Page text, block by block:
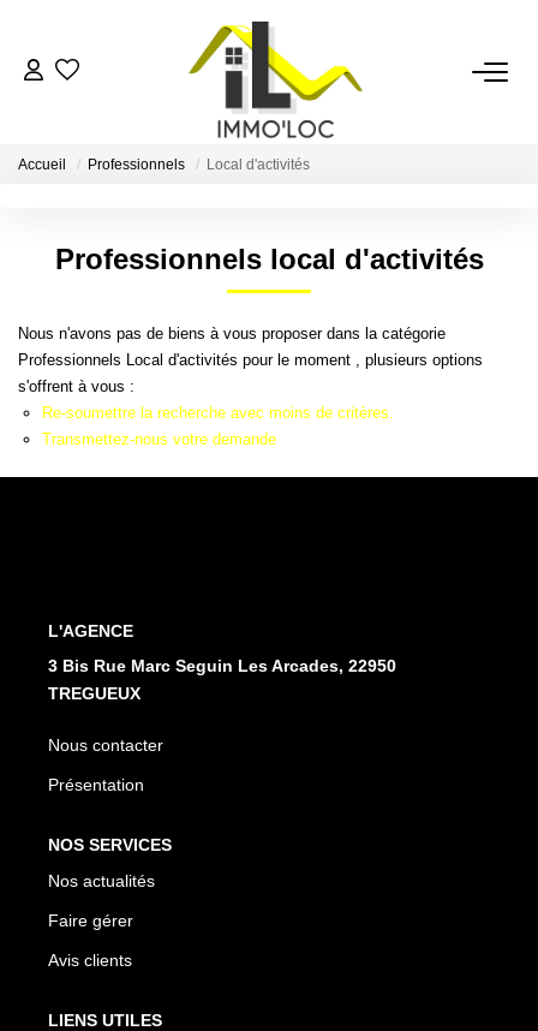
ACCUEIL
FAIRE GÉRER
MON AGENCE
AVIS CLIENTS
CONTACT
Accueil Professionnels Local d'activités
Professionnels local d'activités
Nous n'avons pas de biens à vous proposer dans la catégorie
Professionnels Local d'activités pour le moment , plusieurs options
s'offrent à vous :
Re-soumettre la recherche avec moins de critères.
Transmettez-nous votre demande
L'AGENCE
3 Bis Rue Marc Seguin Les Arcades, 22950
TREGUEUX
Nous contacter
Présentation
NOS SERVICES
Nos actualités
Faire gérer
Avis clients
LIENS UTILES